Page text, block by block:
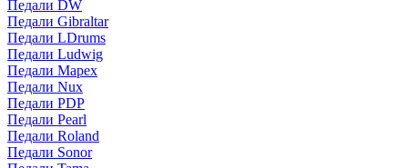
Педали DW
Педали Gibraltar
Педали LDrums
Педали Ludwig
Педали Mapex
Педали Nux
Педали PDP
Педали Pearl
Педали Roland
Педали Sonor